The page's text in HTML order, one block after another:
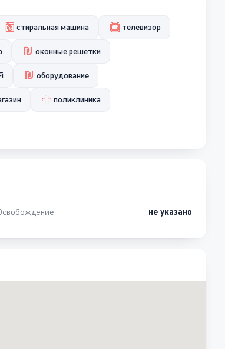
стиральная машина телевизор
оконные решетки
оборудование
поликлиника
не указано